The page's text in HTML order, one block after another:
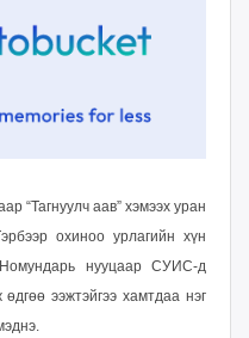
“Тагнуулч аав” хэмээх уран
охиноо урлагийн хүн
нууцаар СУИС-д
ээжтэйгээ хамтдаа нэг